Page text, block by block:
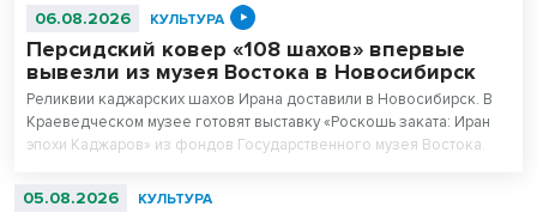
06.08.2026 КУЛЬТУРА
Персидский ковер «108 шахов» впервые
вывезли из музея Востока в Новосибирск
Реликвии каджарских шахов Ирана доставили в Новосибирск. В
Краеведческом музее готовят выставку «Роскошь заката: Иран
эпохи Каджаров» из фондов Государственного музея Востока.
сотканный для последнего шаха династии – 11-летнего Султан
05.08.2026 КУЛЬТУРА